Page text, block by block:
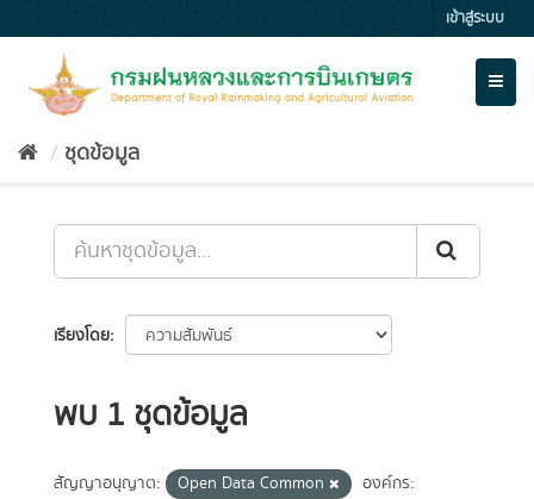
to
เข้าสู่ระบบ
ชุดข้อมูล
เรียงโดย
พบ 1 ชุดข้อมูล
สัญญาอนุญาต: Open Data Common
องค์กร: